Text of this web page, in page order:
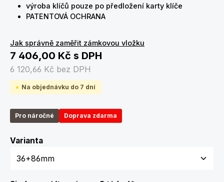
výroba klíčů pouze po předložení karty klíče
PATENTOVÁ OCHRANA
Jak správně zaměřit zámkovou vložku
7 406,00 Kč s DPH
6 120,66 Kč bez DPH
Na objednávku do 7 dní
Pro náročné Doprava zdarma
VariantaZvolte variantu